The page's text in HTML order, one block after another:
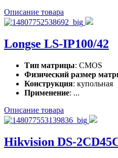
Описание товара
Longse LS-IP100/42
Тип матрицы: CMOS
Физический размер
Конструкция: купольная
Применение: ...
Описание товара
Hikvision DS-